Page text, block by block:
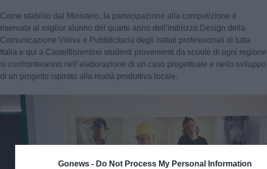
Gonews - Do Not Process My Personal Information
Come stabilito dal Ministero, la partecipazione alla competizione è
riservata al miglior alunno del quarto anno dell’indirizzo Design della
Comunicazione Visiva e Pubblicitaria degli istituti professionali di tutta
Italia e qui a Castelfiorentino studenti provenienti da scuole di ogni regione
si confronteranno nell’elaborazione di un caso progettuale e nello sviluppo
di un progetto ispirato alla realtà produttiva locale.